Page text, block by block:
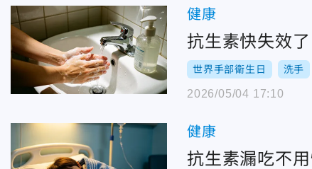
健康
抗生素快失效
世界手部衛生日 洗手
2026/05/04 17:10
健康
抗生素漏吃不